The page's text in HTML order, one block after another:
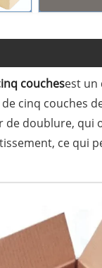
couchesest un
cinq couches
doublure, qui
ce qui